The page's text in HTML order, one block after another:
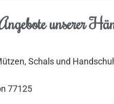
unserer
Schals und
77125